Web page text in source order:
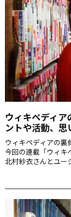
ウィキペディ
ントや活動、
ウィキペディアの
今回の連載「ウィキ
北村紗衣さんとユー
ウィキペディアの
ります。この記事
対談の「中編」です